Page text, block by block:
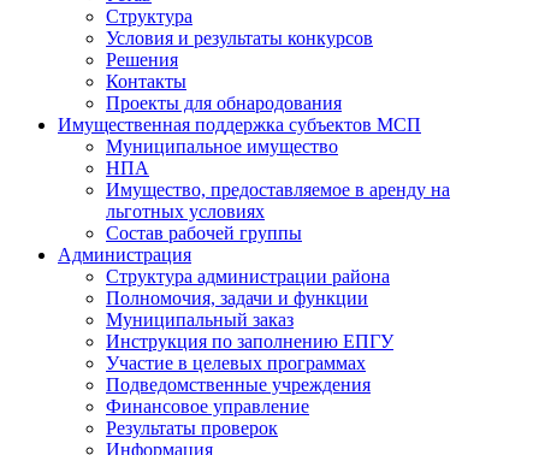
Структура
Условия и результаты конкурсов
Решения
Контакты
Проекты для обнародования
Имущественная поддержка субъектов МСП
Муниципальное имущество
НПА
Имущество, предоставляемое в аренду на
льготных условиях
Состав рабочей группы
Администрация
Структура администрации района
Полномочия, задачи и функции
Муниципальный заказ
Инструкция по заполнению ЕПГУ
Участие в целевых программах
Подведомственные учреждения
Финансовое управление
Результаты проверок
Информация